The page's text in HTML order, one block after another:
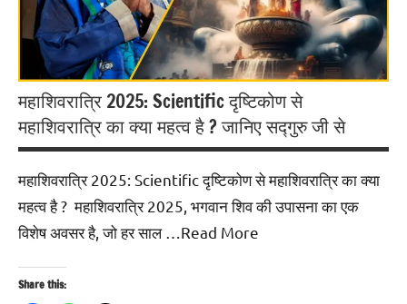
महाशिवरात्रि 2025: Scientific दृष्टिकोण से
महाशिवरात्रि का क्या महत्व है ? जानिए सद्गुरु जी से
महाशिवरात्रि 2025: Scientific दृष्टिकोण से महाशिवरात्रि का क्या
महत्व है ? महाशिवरात्रि 2025, भगवान शिव की उपासना का एक
विशेष अवसर है, जो हर साल …Read More
Share this: